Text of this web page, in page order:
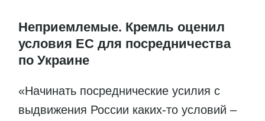
Неприемлемые. Кремль оценил
условия ЕС для посредничества
по Украине
«Начинать посреднические усилия с
выдвижения России каких-то условий –